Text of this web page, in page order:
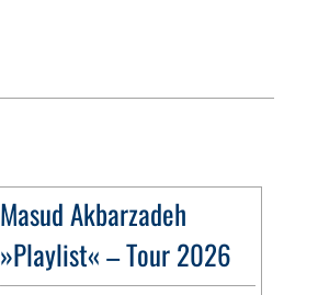
Masud Akbarzadeh
»Playlist« – Tour 2026